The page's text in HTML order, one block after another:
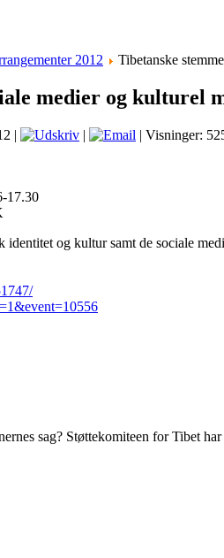
2012 Tibetanske
medier og kulturel
| |
| Visninger:
17.30
og kultur samt de sociale
sag? Støttekomiteen for Tibet